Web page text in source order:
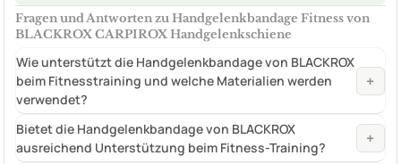
Fragen und Antworten zu Handgelenkbandage Fitness von
BLACKROX CARPIROX Handgelenkschiene
Wie unterstützt die Handgelenkbandage von BLACKROX
beim Fitnesstraining und welche Materialien werden
verwendet?
+
Bietet die Handgelenkbandage von BLACKROX
ausreichend Unterstützung beim Fitness-Training?
+